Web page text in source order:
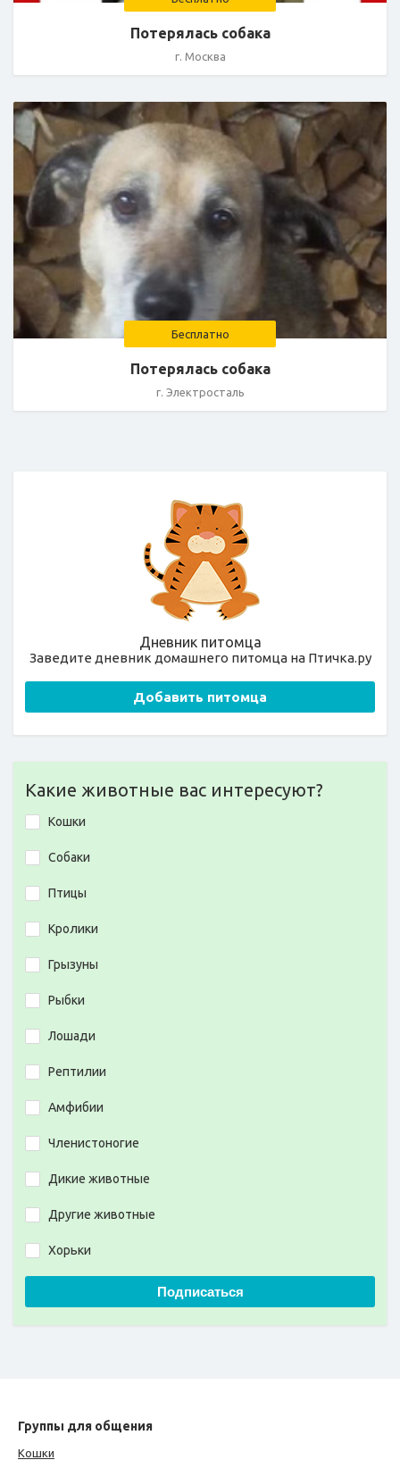
Потерялась собака
г. Москва
Бесплатно
Потерялась собака
г. Электросталь
Дневник питомца
Заведите дневник домашнего питомца на Птичка.ру
Добавить питомца
Какие животные вас интересуют?
Кошки
Собаки
Птицы
Кролики
Грызуны
Рыбки
Лошади
Рептилии
Амфибии
Членистоногие
Дикие животные
Другие животные
Хорьки
Подписаться
Группы для общения
Кошки